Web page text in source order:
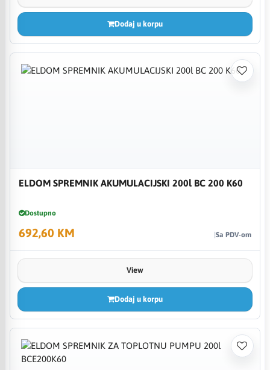
Dodaj u korpu
ELDOM SPREMNIK AKUMULACIJSKI 200l BC 200 K60
Dostupno
692,60 KM Sa PDV-om
View
Dodaj u korpu